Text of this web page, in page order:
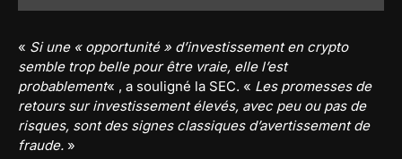
« Si une « opportunité » d’investissement en crypto
semble trop belle pour être vraie, elle l’est
probablement« , a souligné la SEC. « Les promesses de
retours sur investissement élevés, avec peu ou pas de
risques, sont des signes classiques d’avertissement de
fraude. »